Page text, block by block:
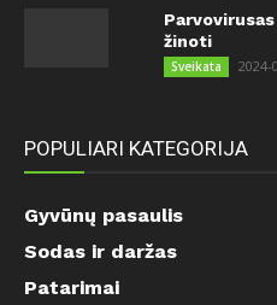
žinoti
Sveikata 2024-
POPULIARI KATEGORIJA
Gyvūnų pasaulis
Sodas ir daržas
Patarimai